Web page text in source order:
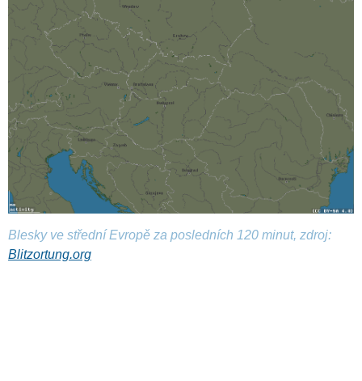
Blesky ve střední Evropě za posledních 120 minut, zdroj:
Blitzortung.org